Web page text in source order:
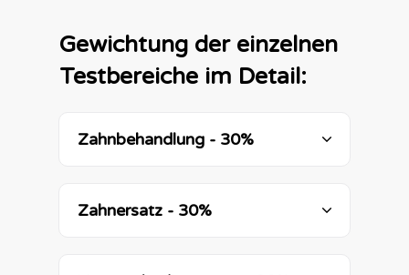
Gewichtung der einzelnen
Testbereiche im Detail:
Zahnbehandlung - 30%
Zahnersatz - 30%